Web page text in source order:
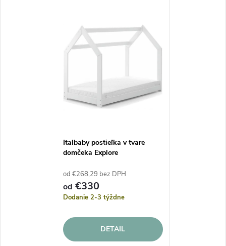
Italbaby postieľka v tvare
domčeka Explore
od €268,29 bez DPH
od €330
Dodanie 2-3 týždne
DETAIL